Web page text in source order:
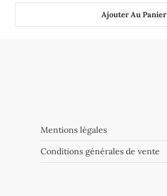
Ajouter Au Panier
Mentions légales
Conditions générales de vente